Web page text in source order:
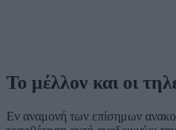
Το μέλλον και οι
Εν αναμονή των επίσημων